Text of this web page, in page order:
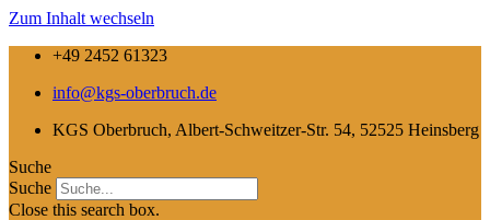
Zum Inhalt wechseln
+49 2452 61323
info@kgs-oberbruch.de
KGS Oberbruch, Albert-Schweitzer-Str. 54, 52525 Heinsberg
Suche
Suche
Close this search box.